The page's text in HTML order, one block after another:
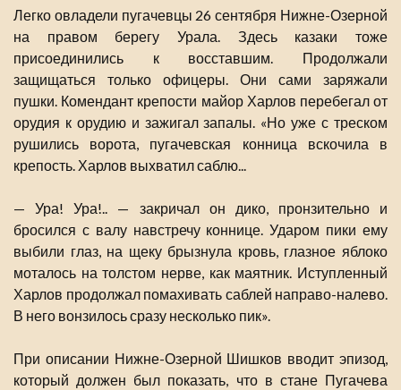
Легко овладели пугачевцы 26 сентября Нижне-Озерной
на правом берегу Урала. Здесь казаки тоже
присоединились к восставшим. Продолжали
защищаться только офицеры. Они сами заряжали
пушки. Комендант крепости майор Харлов перебегал от
орудия к орудию и зажигал запалы. «Но уже с треском
рушились ворота, пугачевская конница вскочила в
крепость. Харлов выхватил саблю...
— Ура! Ура!.. — закричал он дико, пронзительно и
бросился с валу навстречу коннице. Ударом пики ему
выбили глаз, на щеку брызнула кровь, глазное яблоко
моталось на толстом нерве, как маятник. Иступленный
Харлов продолжал помахивать саблей направо-налево.
В него вонзилось сразу несколько пик».
При описании Нижне-Озерной Шишков вводит эпизод,
который должен был показать, что в стане Пугачева